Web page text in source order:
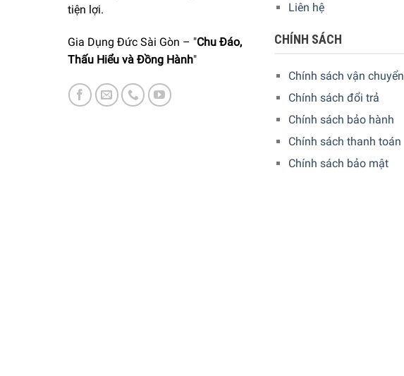
tiện lợi.
Gia Dụng Đức Sài Gòn – "Chu Đáo,
Thấu Hiểu và Đồng Hành"
Liên hệ
CHÍNH SÁCH
Chính sách vận chuyển
Chính sách đổi trả
Chính sách bảo hành
Chính sách thanh toán
Chính sách bảo mật